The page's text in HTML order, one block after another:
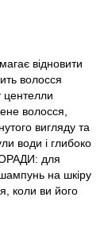
відновити
волосся
центелли
волосся,
вигляду та
води і глибоко
для
на шкіру
коли ви його